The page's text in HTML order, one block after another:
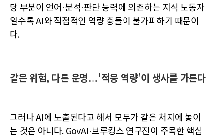
당 부분이 언어·분석·판단 능력에 의존하는 지식 노동자
일수록 AI와 직접적인 역량 충돌이 불가피하기 때문이
다.
같은 위험, 다른 운명…'적응 역량'이 생사를 가른다
그러나 AI에 노출된다고 해서 모두가 같은 처지에 놓이
는 것은 아니다. GovAI·브루킹스 연구진이 주목한 핵심